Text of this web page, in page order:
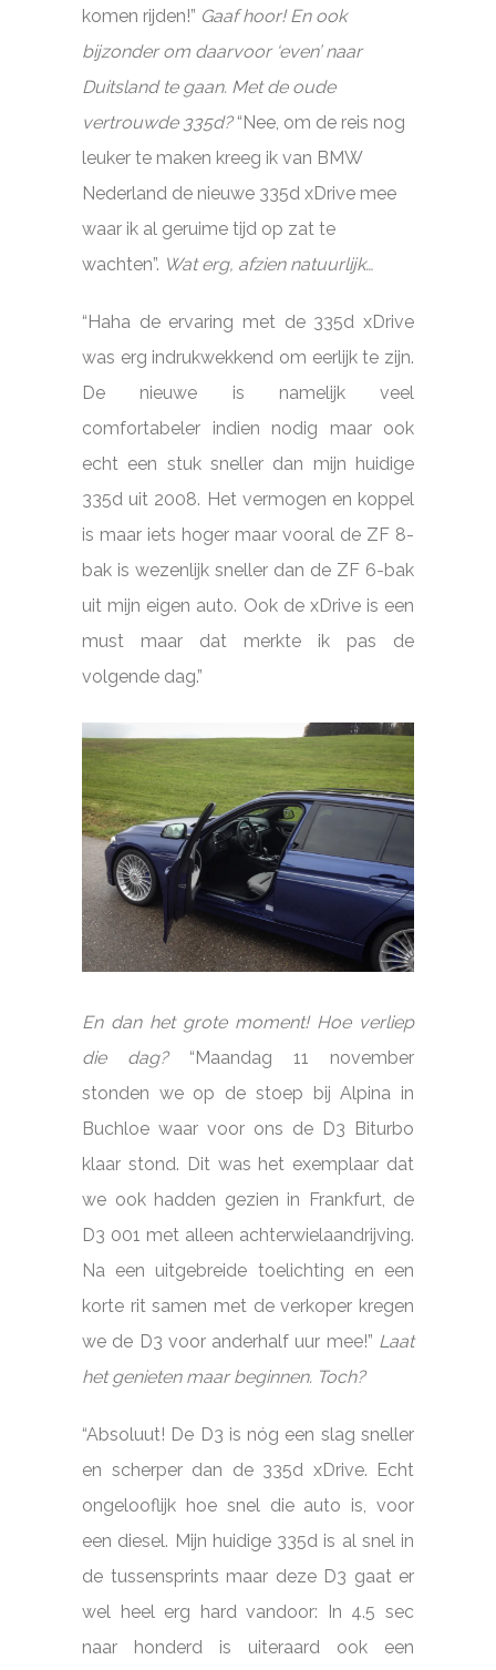
komen rijden!” Gaaf hoor! En ook
bijzonder om daarvoor ‘even’ naar
Duitsland te gaan. Met de oude
vertrouwde 335d?“Nee, om de reis nog
leuker te maken kreeg ik van BMW
Nederland de nieuwe 335d xDrive mee
waar ik al geruime tijd op zat te
wachten”. Wat erg, afzien natuurlijk…
“Haha de ervaring met de 335d xDrive
was erg indrukwekkend om eerlijk te zijn.
De nieuwe is namelijk veel
comfortabeler indien nodig maar ook
echt een stuk sneller dan mijn huidige
335d uit 2008. Het vermogen en koppel
is maar iets hoger maar vooral de ZF 8-
bak is wezenlijk sneller dan de ZF 6-bak
uit mijn eigen auto. Ook de xDrive is een
must maar dat merkte ik pas de
volgende dag.”
En dan het grote moment! Hoe verliep
die dag?“Maandag 11 november
stonden we op de stoep bij Alpina in
Buchloe waar voor ons de D3 Biturbo
klaar stond. Dit was het exemplaar dat
we ook hadden gezien in Frankfurt, de
D3 001 met alleen achterwielaandrijving.
Na een uitgebreide toelichting en een
korte rit samen met de verkoper kregen
we de D3 voor anderhalf uur mee!” Laat
het genieten maar beginnen. Toch?
“Absoluut! De D3 is nóg een slag sneller
en scherper dan de 335d xDrive. Echt
ongelooflijk hoe snel die auto is, voor
een diesel. Mijn huidige 335d is al snel in
de tussensprints maar deze D3 gaat er
wel heel erg hard vandoor: In 4.5 sec
naar honderd is uiteraard ook een